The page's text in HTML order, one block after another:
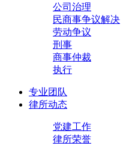
公司治理
民商事争议解决
劳动争议
刑事
商事仲裁
执行
专业团队
律所动态
党建工作
律所荣誉